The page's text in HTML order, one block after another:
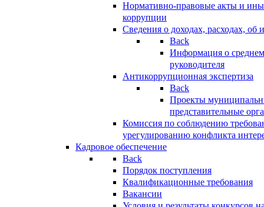
Нормативно-правовые акты и
коррупции
Сведения о доходах, расходах, об
Back
Информация о
руководителя
Антикоррупционная экспертиза
Back
Проекты
представительные
Комиссия по соблюдению
урегулированию конфликта
Кадровое обеспечение
Back
Порядок поступления
Квалификационные требования
Вакансии